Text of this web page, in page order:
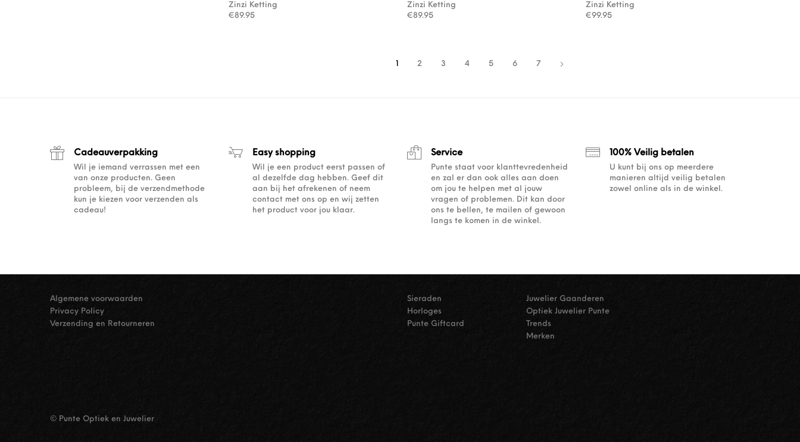
Zinzi Ketting
€89.95
Zinzi Ketting
€89.95
Zinzi Ketting
€99.95
1 2 3 4 5 6 7
Cadeauverpakking
Wil je iemand verrassen met een
van onze producten. Geen
probleem, bij de verzendmethode
kun je kiezen voor verzenden als
cadeau!
Easy shopping
Wil je een product eerst passen of
al dezelfde dag hebben. Geef dit
aan bij het afrekenen of neem
contact met ons op en wij zetten
het product voor jou klaar.
Service
Punte staat voor klanttevredenheid
en zal er dan ook alles aan doen
om jou te helpen met al jouw
vragen of problemen. Dit kan door
ons te bellen, te mailen of gewoon
langs te komen in de winkel.
100% Veilig betalen
U kunt bij ons op meerdere
manieren altijd veilig betalen
zowel online als in de winkel.
Algemene voorwaarden
Privacy Policy
Verzending en Retourneren
Sieraden
Horloges
Punte Giftcard
Juwelier Gaanderen
Optiek Juwelier Punte
Trends
Merken
© Punte Optiek en Juwelier